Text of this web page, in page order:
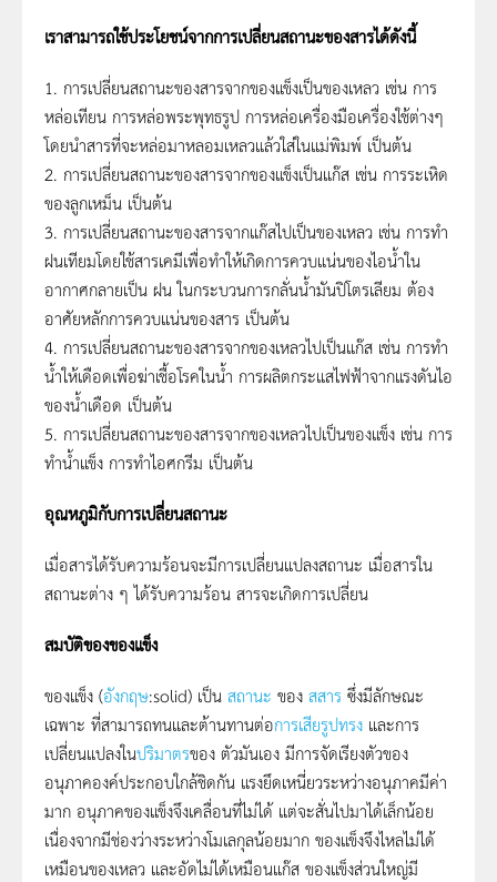
เราสามารถใช้ประโยชน์จากการเปลี่ยนสถานะของสารได้ดังนี้
1. การเปลี่ยนสถานะของสารจากของแข็งเป็นของเหลว เช่น การ
หล่อเทียน การหล่อพระพุทธรูป การหล่อเครื่องมือเครื่องใช้ต่างๆ
โดยนำสารที่จะหล่อมาหลอมเหลวแล้วใส่ในแม่พิมพ์ เป็นต้น
2. การเปลี่ยนสถานะของสารจากของแข็งเป็นแก๊ส เช่น การระเหิด
ของลูกเหม็น เป็นต้น
3. การเปลี่ยนสถานะของสารจากแก๊สไปเป็นของเหลว เช่น การทำ
ฝนเทียมโดยใช้สารเคมีเพื่อทำให้เกิดการควบแน่นของไอน้ำใน
อากาศกลายเป็น ฝน ในกระบวนการกลั่นน้ำมันปิโตรเลียม ต้อง
อาศัยหลักการควบแน่นของสาร เป็นต้น
4. การเปลี่ยนสถานะของสารจากของเหลวไปเป็นแก๊ส เช่น การทำ
น้ำให้เดือดเพื่อฆ่าเชื้อโรคในน้ำ การผลิตกระแสไฟฟ้าจากแรงดันไอ
ของน้ำเดือด เป็นต้น
5. การเปลี่ยนสถานะของสารจากของเหลวไปเป็นของแข็ง เช่น การ
ทำน้ำแข็ง การทำไอศกรีม เป็นต้น
อุณหภูมิกับการเปลี่ยนสถานะ
เมื่อสารได้รับความร้อนจะมีการเปลี่ยนแปลงสถานะ เมื่อสารใน
สถานะต่าง ๆ ได้รับความร้อน สารจะเกิดการเปลี่ยน
สมบัติของของแข็ง
ของแข็ง (อังกฤษ:solid) เป็น สถานะ ของ สสาร ซึ่งมีลักษณะ
เฉพาะ ที่สามารถทนและต้านทานต่อการเสียรูปทรง และการ
เปลี่ยนแปลงในปริมาตรของ ตัวมันเอง มีการจัดเรียงตัวของ
อนุภาคองค์ประกอบใกล้ชิดกัน แรงยึดเหนี่ยวระหว่างอนุภาคมีค่า
มาก อนุภาคของแข็งจึงเคลื่อนที่ไม่ได้ แต่จะสั่นไปมาได้เล็กน้อย
เนื่องจากมีช่องว่างระหว่างโมเลกุลน้อยมาก ของแข็งจึงไหลไม่ได้
เหมือนของเหลว และอัดไม่ได้เหมือนแก๊ส ของแข็งส่วนใหญ่มี